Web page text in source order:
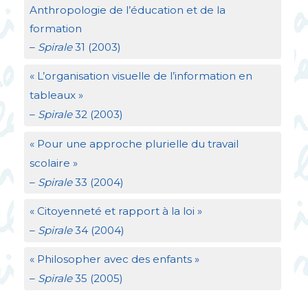
Anthropologie de l’éducation et de la
formation
– Spirale31 (2003)
« L’organisation visuelle de l’information en
tableaux »
– Spirale32 (2003)
« Pour une approche plurielle du travail
scolaire »
– Spirale33 (2004)
« Citoyenneté et rapport à la loi »
– Spirale34 (2004)
« Philosopher avec des enfants »
– Spirale35 (2005)